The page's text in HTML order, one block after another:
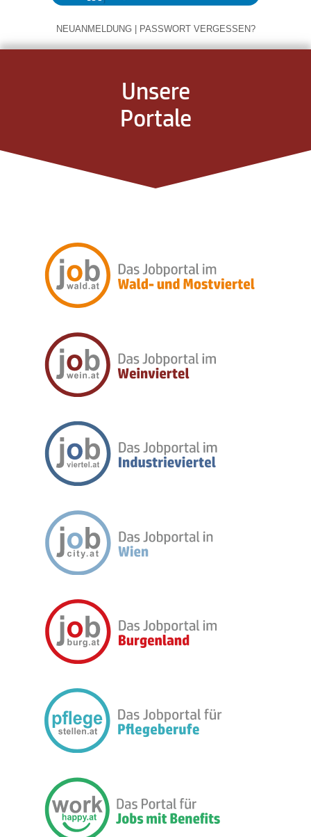
NEUANMELDUNG | PASSWORT VERGESSEN?
Unsere
Portale